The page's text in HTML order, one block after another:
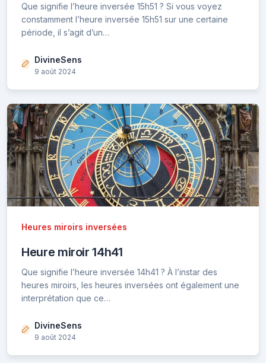
Que signifie l’heure inversée 15h51 ? Si vous voyez
constamment l’heure inversée 15h51 sur une certaine
période, il s’agit d’un…
DivineSens
9 août 2024
Heures miroirs inversées
Heure miroir 14h41
Que signifie l’heure inversée 14h41 ? À l’instar des
heures miroirs, les heures inversées ont également une
interprétation que ce…
DivineSens
9 août 2024